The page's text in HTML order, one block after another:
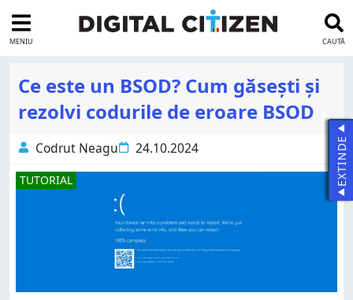
MENIU CAUTĂ
Ce este un BSOD? Cum găsești și
rezolvi codurile de eroare BSOD
Codrut Neagu 24.10.2024
TUTORIAL EXTINDE